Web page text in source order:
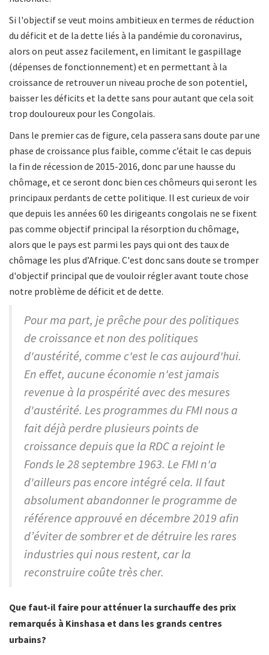
Si l'objectif se veut moins ambitieux en termes de réduction
du déficit et de la dette liés à la pandémie du coronavirus,
alors on peut assez facilement, en limitant le gaspillage
(dépenses de fonctionnement) et en permettant à la
croissance de retrouver un niveau proche de son potentiel,
baisser les déficits et la dette sans pour autant que cela soit
trop douloureux pour les Congolais.
Dans le premier cas de figure, cela passera sans doute par une
phase de croissance plus faible, comme c’était le cas depuis
la fin de récession de 2015-2016, donc par une hausse du
chômage, et ce seront donc bien ces chômeurs qui seront les
principaux perdants de cette politique. Il est curieux de voir
que depuis les années 60 les dirigeants congolais ne se fixent
pas comme objectif principal la résorption du chômage,
alors que le pays est parmi les pays qui ont des taux de
chômage les plus d’Afrique. C'est donc sans doute se tromper
d'objectif principal que de vouloir régler avant toute chose
notre problème de déficit et de dette.
Pour ma part, je prêche pour des politiques
de croissance et non des politiques
d'austérité, comme c'est le cas aujourd'hui.
En effet, aucune économie n'est jamais
revenue à la prospérité avec des mesures
d'austérité. Les programmes du FMI nous a
fait déjà perdre plusieurs points de
croissance depuis que la RDC a rejoint le
Fonds le 28 septembre 1963. Le FMI n'a
d'ailleurs pas encore intégré cela. Il faut
absolument abandonner le programme de
référence approuvé en décembre 2019 afin
d’éviter de sombrer et de détruire les rares
industries qui nous restent, car la
reconstruire coûte très cher.
Que faut-il faire pour atténuer la surchauffe des prix
remarqués à Kinshasa et dans les grands centres
urbains?